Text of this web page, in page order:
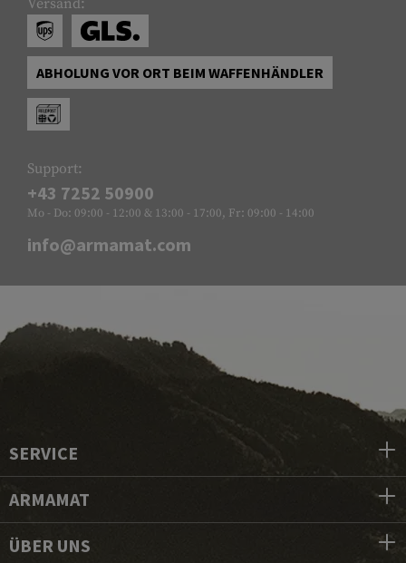
ABHOLUNG VOR ORT BEIM WAFFENHÄNDLER
Support:
+43 7252 50900
Mo - Do: 09:00 - 12:00 & 13:00 - 17:00, Fr: 09:00 - 14:00
info@armamat.com
SERVICE
ARMAMAT
ÜBER UNS